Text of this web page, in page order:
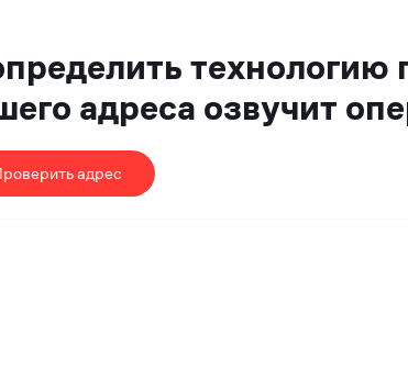
технологию
адреса озвучит
адрес